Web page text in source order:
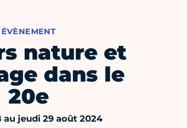
ÉVÈNEMENT
nature et
dans le
20e
au jeudi 29 août 2024